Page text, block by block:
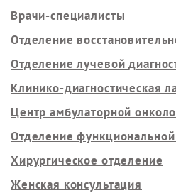
Врачи-специалисты
Отделение
Отделение лучевой
Клинико-диагностическая
Центр амбулаторной
Отделение функциональной
Хирургическое отделение
Женская консультация